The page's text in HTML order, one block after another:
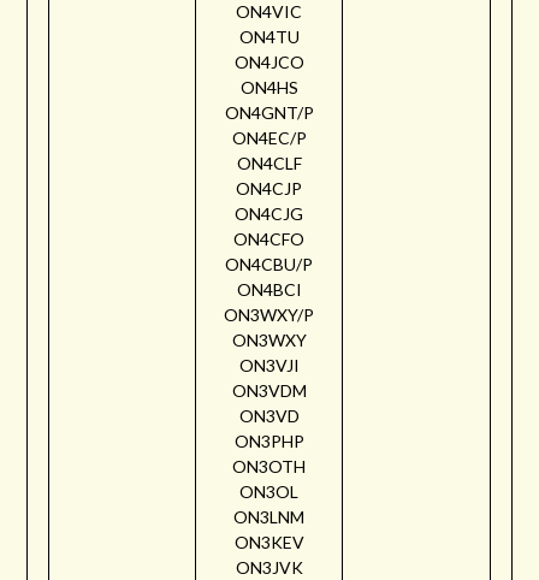
ON4VIC
ON4TU
ON4JCO
ON4HS
ON4GNT/P
ON4EC/P
ON4CLF
ON4CJP
ON4CJG
ON4CFO
ON4CBU/P
ON4BCI
ON3WXY/P
ON3WXY
ON3VJI
ON3VDM
ON3VD
ON3PHP
ON3OTH
ON3OL
ON3LNM
ON3KEV
ON3JVK